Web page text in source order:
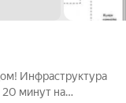
20 минут на